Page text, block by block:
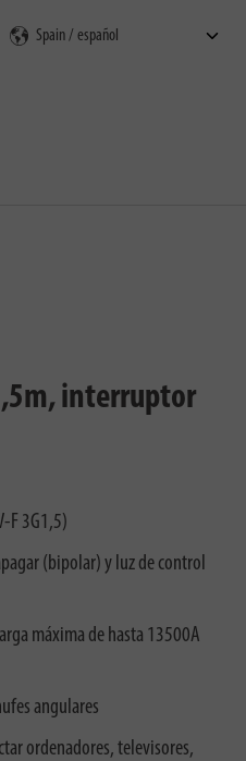
interruptor
F 3G1,5)
(bipolar) y luz de control
máxima de hasta 13500A
angulares
ordenadores, televisores,